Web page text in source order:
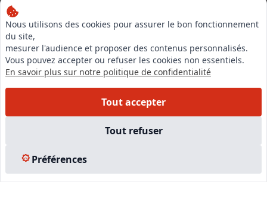
Nous utilisons des cookies pour assurer le bon fonctionnement
du site,
mesurer l'audience et proposer des contenus personnalisés.
Vous pouvez accepter ou refuser les cookies non essentiels.
En savoir plus sur notre politique de confidentialité
Tout accepter
Tout refuser
Préférences
Autres missions
Le C.N.E.
Membre IVSC
Logiciel
L’Expert
Tarifs
Experts Immobiliers par régions
Plan du site
© 2026 l-expertise CNE - Centre National de l’Expertise. Tous